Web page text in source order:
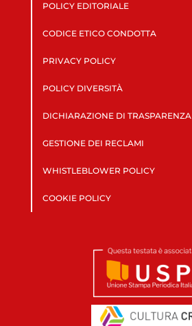
POLICY EDITORIALE
CODICE ETICO CONDOTTA
PRIVACY POLICY
POLICY DIVERSITÀ
DICHIARAZIONE DI TRASPARENZA
GESTIONE DEI RECLAMI
WHISTLEBLOWER POLICY
COOKIE POLICY